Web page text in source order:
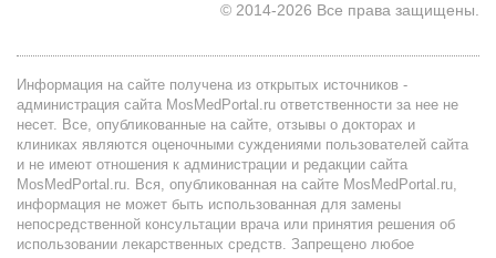
© 2014-2026 Все права защищены.
Информация на сайте получена из открытых источников -
администрация сайта MosMedPortal.ru ответственности за нее не
несет. Все, опубликованные на сайте, отзывы о докторах и
клиниках являются оценочными суждениями пользователей сайта
и не имеют отношения к администрации и редакции сайта
MosMedPortal.ru. Вся, опубликованная на сайте MosMedPortal.ru,
информация не может быть использованная для замены
непосредственной консультации врача или принятия решения об
использовании лекарственных средств. Запрещено любое